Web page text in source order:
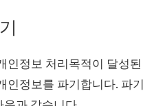
인정보 처리목적이 달성된
인정보를 파기합니다. 파기